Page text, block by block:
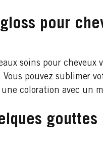
pour
soins pour
Vous pouvez sublimer
coloration avec un
gouttes